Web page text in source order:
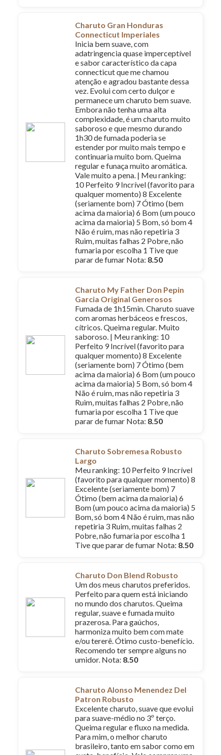
Charuto Gran Honduras
Connecticut Imperiales
Inicia bem suave, com
adatringencia quase imperceptível
e sabor característico da capa
connecticut que me chamou
atenção e agradou bastante dessa
vez. Evolui com certo dulçor e
permanece um charuto bem suave.
Embora não tenha uma alta
complexidade, é um charuto muito
saboroso e que mesmo durando
1h30 de fumada poderia se
estender por muito mais tempo e
continuaria muito bom. Queima
regular e funaça muito aromática.
Vale muito a pena. | Meu ranking:
10 Perfeito 9 Incrível (favorito para
qualquer momento) 8 Excelente
(seriamente bom) 7 Ótimo (bem
acima da maioria) 6 Bom (um pouco
acima da maioria) 5 Bom, só bom 4
Não é ruim, mas não repetiria 3
Ruim, muitas falhas 2 Pobre, não
fumaria por escolha 1 Tive que
parar de fumar Nota: 8.50
Charuto My Father Don Pepin
Garcia Original Generosos
Fumada de 1h15min. Charuto suave
com aromas herbáceos e frescos,
cítricos. Queima regular. Muito
saboroso. | Meu ranking: 10
Perfeito 9 Incrível (favorito para
qualquer momento) 8 Excelente
(seriamente bom) 7 Ótimo (bem
acima da maioria) 6 Bom (um pouco
acima da maioria) 5 Bom, só bom 4
Não é ruim, mas não repetiria 3
Ruim, muitas falhas 2 Pobre, não
fumaria por escolha 1 Tive que
parar de fumar Nota: 8.50
Charuto Sobremesa Robusto
Largo
Meu ranking: 10 Perfeito 9 Incrível
(favorito para qualquer momento) 8
Excelente (seriamente bom) 7
Ótimo (bem acima da maioria) 6
Bom (um pouco acima da maioria) 5
Bom, só bom 4 Não é ruim, mas não
repetiria 3 Ruim, muitas falhas 2
Pobre, não fumaria por escolha 1
Tive que parar de fumar Nota: 8.50
Charuto Don Blend Robusto
Um dos meus charutos preferidos.
Perfeito para quem está iniciando
no mundo dos charutos. Queima
regular, suave e fumada muito
prazerosa. Para gaúchos,
harmoniza muito bem com mate
e/ou tererê. Ótimo custo-benefício.
Recomendo ter sempre alguns no
umidor. Nota: 8.50
Charuto Alonso Menendez Del
Patron Robusto
Excelente charuto, suave que evolui
para suave-médio no 3º terço.
Queima regular e fluxo na medida.
Para mim, o melhor charuto
brasileiro, tanto em sabor como em